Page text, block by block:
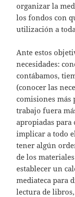
organizar la
los fondos con
utilización a
Ante estos
necesidades:
contábamos,
(conocer las
comisiones más
trabajo fuera
apropiadas
implicar a todo
tener algún
de los
establecer un
mediateca para
lectura de